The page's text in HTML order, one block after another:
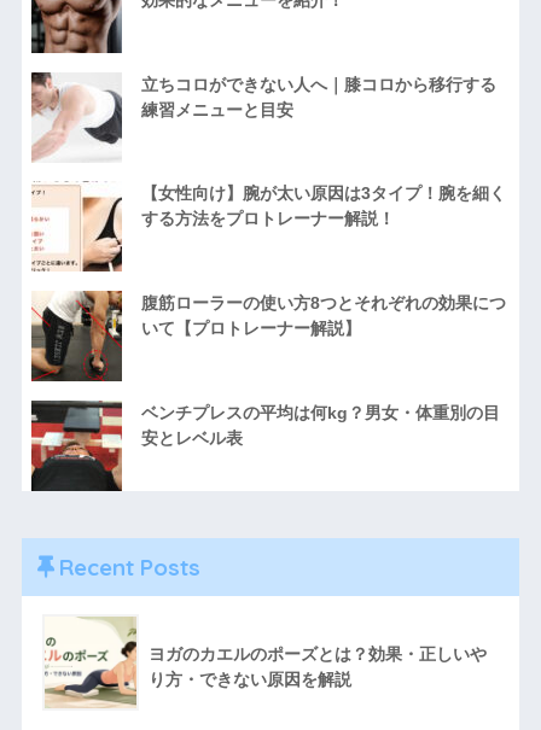
立ちコロができない人へ｜膝コロから移行する
練習メニューと目安
【女性向け】腕が太い原因は3タイプ！腕を細く
する方法をプロトレーナー解説！
腹筋ローラーの使い方8つとそれぞれの効果につ
いて【プロトレーナー解説】
ベンチプレスの平均は何kg？男女・体重別の目
安とレベル表
Recent Posts
ヨガのカエルのポーズとは？効果・正しいや
り方・できない原因を解説